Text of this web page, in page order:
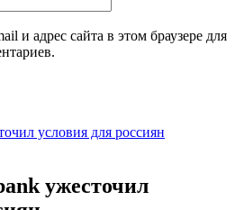
и адрес сайта в этом браузере для
условия для россиян
ужесточил